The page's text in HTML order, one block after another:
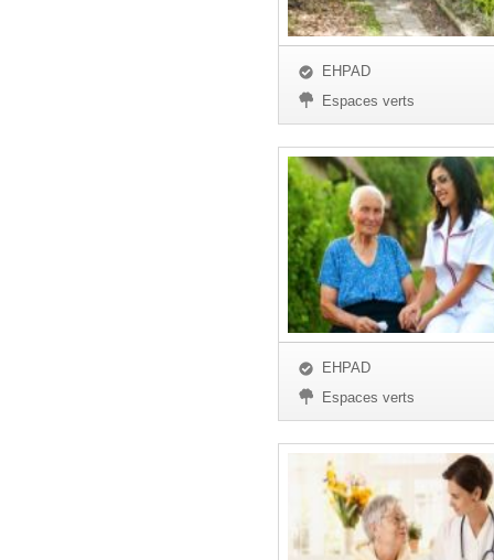
EHPAD
Espaces verts
EHPAD
Espaces verts